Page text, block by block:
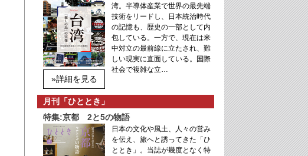
»詳細を見る
湾。半導体産業で世界の最先端
技術をリードし、日本統治時代
の記憶も、歴史の一部として内
包している。一方で、現在は米
中対立の最前線に立たされ、難
しい現実に直面している。国際
社会で複雑な立…
月刊「ひととき」
特集:京都 2と5の物語
日本の文化や風土、人々の営み
を伝え、旅へと誘ってきた「ひ
ととき」。当誌が幾度となく特